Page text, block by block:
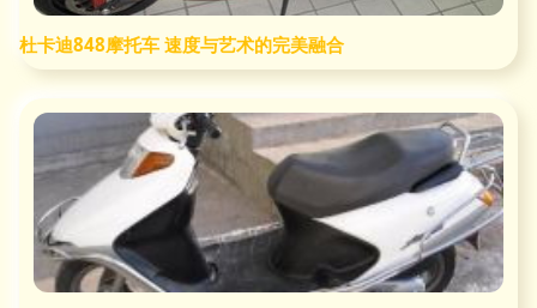
杜卡迪848摩托车 速度与艺术的完美融合